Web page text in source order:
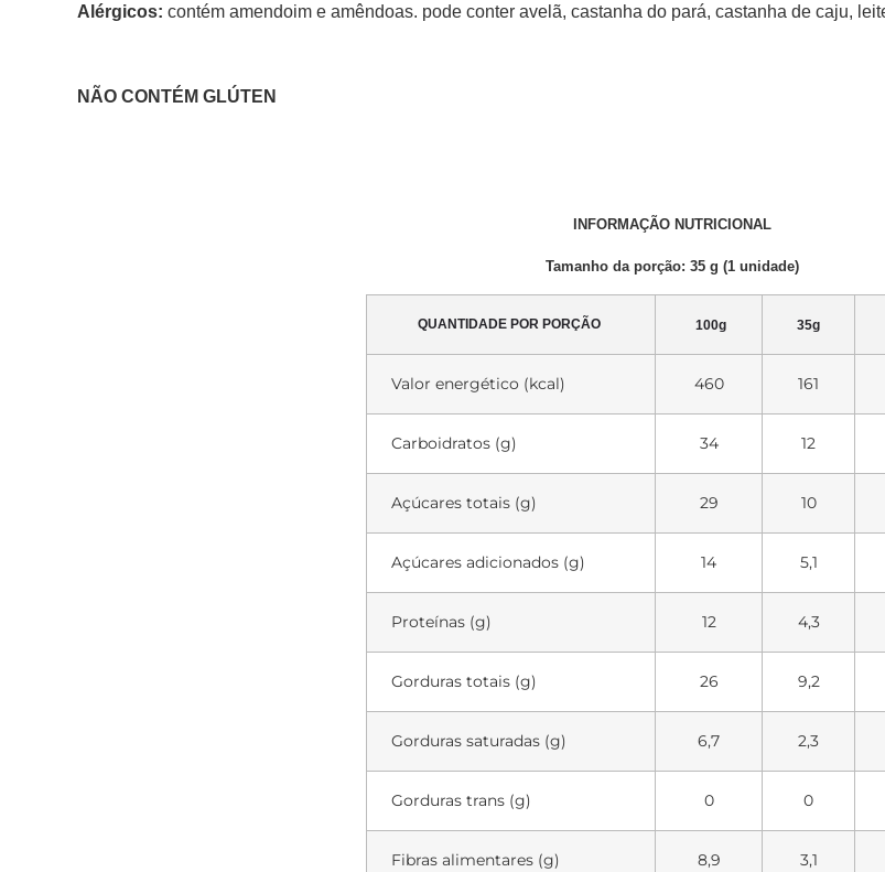
Alérgicos: contém amendoim e amêndoas. pode conter avelã, castanha do pará, castanha de caju,
NÃO CONTÉM GLÚTEN
INFORMAÇÃO NUTRICIONAL
Tamanho da porção: 35 g (1 unidade)
QUANTIDADE POR PORÇÃO 100g 35g
Valor energético (kcal) 460 161
Carboidratos (g) 34 12
Açúcares totais (g) 29 10
Açúcares adicionados (g) 14 5,1
Proteínas (g) 12 4,3
Gorduras totais (g) 26 9,2
Gorduras saturadas (g) 6,7 2,3
Gorduras trans (g) 0 0
Fibras alimentares (g) 8,9 3,1